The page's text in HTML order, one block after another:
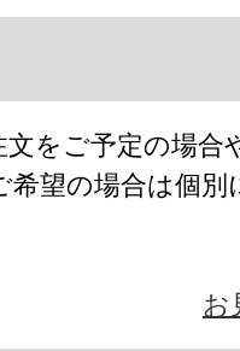
をご予定の場合
望の場合は個別
お